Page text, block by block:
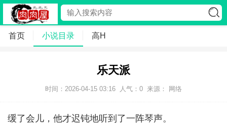
首页 小说目录 高H
乐天派
时间：2026-04-15 03:16 人气： 0 来源： 网络
缓了会儿，他才迟钝地听到了一阵琴声。